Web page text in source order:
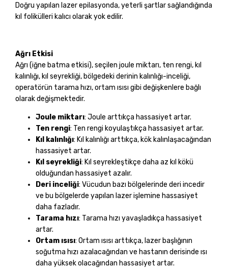
Doğru yapılan lazer epilasyonda, yeterli şartlar sağlandığında
kıl folikülleri kalıcı olarak yok edilir.
Ağrı Etkisi
Ağrı (iğne batma etkisi), seçilen joule miktarı, ten rengi, kıl
kalınlığı, kıl seyrekliği, bölgedeki derinin kalınlığı-inceliği,
operatörün tarama hızı, ortam ısısı gibi değişkenlere bağlı
olarak değişmektedir.
Joule miktarı: Joule arttıkça hassasiyet artar.
Ten rengi: Ten rengi koyulaştıkça hassasiyet artar.
Kıl kalınlığı: Kıl kalınlığı arttıkça, kök kalınlaşacağından
hassasiyet artar.
Kıl seyrekliği: Kıl seyrekleştikçe daha az kıl kökü
olduğundan hassasiyet azalır.
Deri inceliği: Vücudun bazı bölgelerinde deri incedir
ve bu bölgelerde yapılan lazer işlemine hassasiyet
daha fazladır.
Tarama hızı: Tarama hızı yavaşladıkça hassasiyet
artar.
Ortam ısısı: Ortam ısısı arttıkça, lazer başlığının
soğutma hızı azalacağından ve hastanın derisinde ısı
daha yüksek olacağından hassasiyet artar.